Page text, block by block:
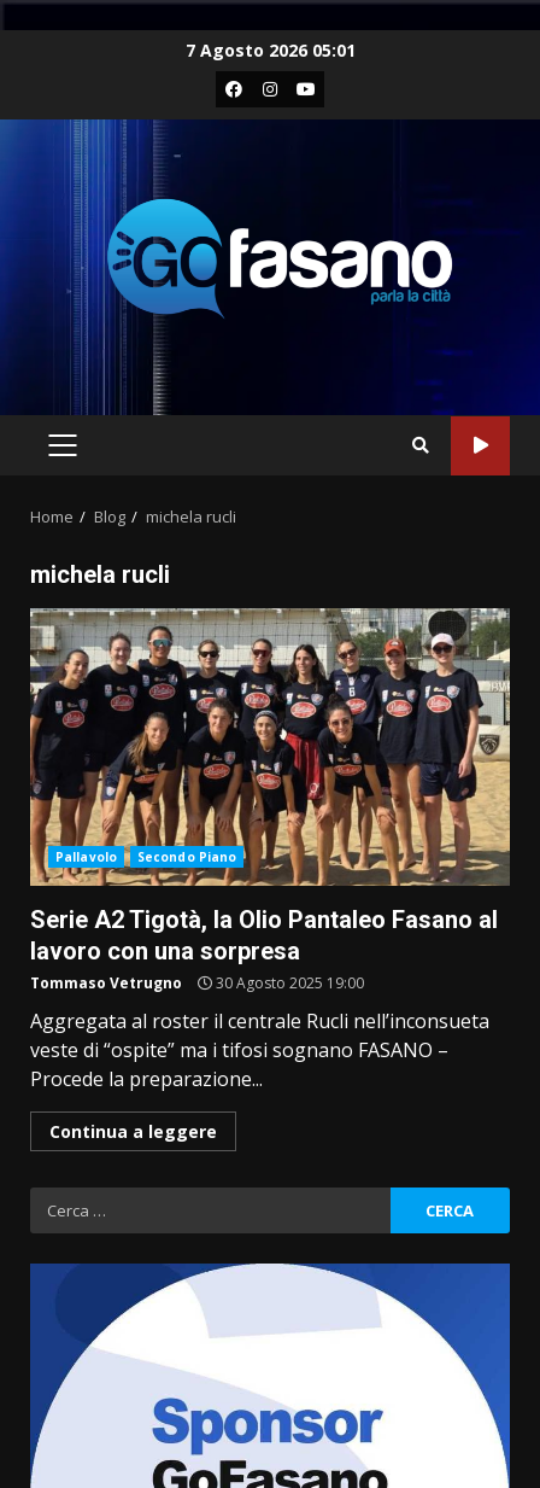
7 Agosto 2026 05:01
Facebook
Instagram
Youtube
PRIMARY
Home Blog michela rucli
michela rucli
Pallavolo Secondo Piano
Serie A2 Tigotà, la Olio Pantaleo Fasano al
lavoro con una sorpresa
Tommaso Vetrugno 30 Agosto 2025 19:00
Aggregata al roster il centrale Rucli nell’inconsueta
veste di “ospite” ma i tifosi sognano FASANO –
Procede la preparazione...
Continua a leggere
Ricerca
per:
Grazia Neglia, coordinatrice
cittadina di Fratelli d’Italia,